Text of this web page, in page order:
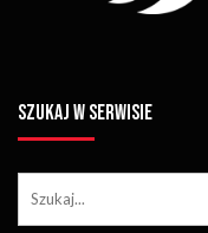
SZUKAJ W SERWISIE